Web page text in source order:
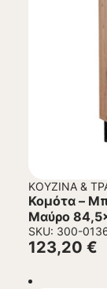
ΚΟΥΖΊΝΑ &
Κομότα –
Μαύρο
SKU: 300-
123,20 €